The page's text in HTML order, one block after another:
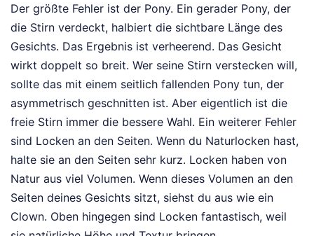
Der größte Fehler ist der Pony. Ein gerader Pony, der
die Stirn verdeckt, halbiert die sichtbare Länge des
Gesichts. Das Ergebnis ist verheerend. Das Gesicht
wirkt doppelt so breit. Wer seine Stirn verstecken will,
sollte das mit einem seitlich fallenden Pony tun, der
asymmetrisch geschnitten ist. Aber eigentlich ist die
freie Stirn immer die bessere Wahl. Ein weiterer Fehler
sind Locken an den Seiten. Wenn du Naturlocken hast,
halte sie an den Seiten sehr kurz. Locken haben von
Natur aus viel Volumen. Wenn dieses Volumen an den
Seiten deines Gesichts sitzt, siehst du aus wie ein
Clown. Oben hingegen sind Locken fantastisch, weil